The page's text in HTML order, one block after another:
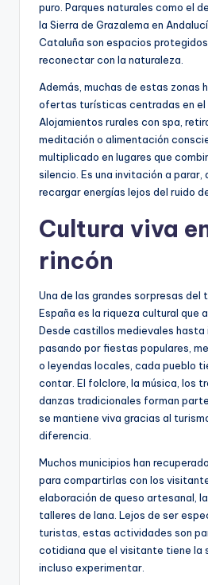
puro. Parques naturales como el
la Sierra de Grazalema en
Cataluña son espacios
reconectar con la naturaleza.
Además, muchas de estas zonas
ofertas turísticas centradas en el
Alojamientos rurales con spa,
meditación o alimentación
multiplicado en lugares que
silencio. Es una invitación a parar,
recargar energías lejos del ruido
Cultura viva
rincón
Una de las grandes sorpresas del
España es la riqueza cultural que
Desde castillos medievales hasta
pasando por fiestas populares,
o leyendas locales, cada pueblo
contar. El folclore, la música, los
danzas tradicionales forman
se mantiene viva gracias al
diferencia.
Muchos municipios han
para compartirlas con los
elaboración de queso artesanal,
talleres de lana. Lejos de ser
turistas, estas actividades son
cotidiana que el visitante tiene la
incluso experimentar.